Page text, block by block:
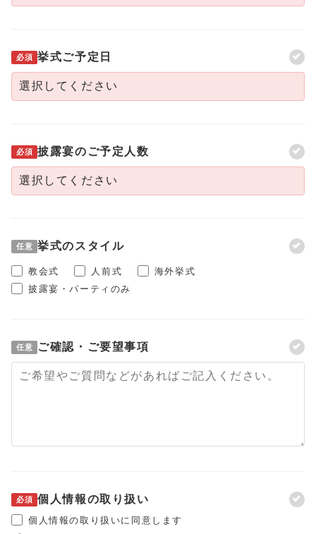
必須 挙式ご予定日
必須 披露宴のご予定人数
任意 挙式のスタイル
教会式 人前式
海外挙式
披露宴・パーティのみ
任意 ご確認・ご要望事項
必須 個人情報の取り扱い
個人情報の取り扱いに同意します